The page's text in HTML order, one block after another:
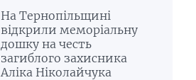
На Тернопільщині
відкрили меморіальну
дошку на честь
загиблого захисника
Аліка Ніколайчука